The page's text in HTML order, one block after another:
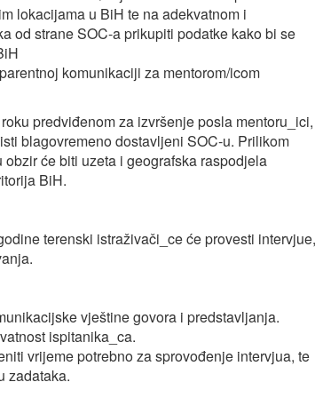
lokacijama u BiH te na adekvatnom i
od strane SOC-a prikupiti podatke kako bi se
komunikaciji za mentorom/icom
predviđenom za izvršenje posla mentoru_ici,
blagovremeno dostavljeni SOC-u. Prilikom
će biti uzeta i geografska raspodjela
BiH.
terenski istraživači_ce će provesti intervjue,
vještine govora i predstavljanja.
ispitanika_ca.
vrijeme potrebno za sprovođenje intervjua, te
zadataka.